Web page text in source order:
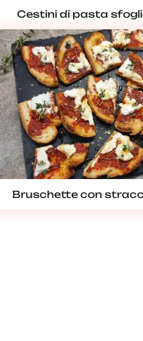
Cestini di pasta
Bruschette con